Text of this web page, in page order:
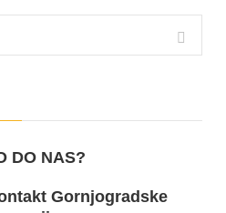
DO NAS?
Gornjogradske